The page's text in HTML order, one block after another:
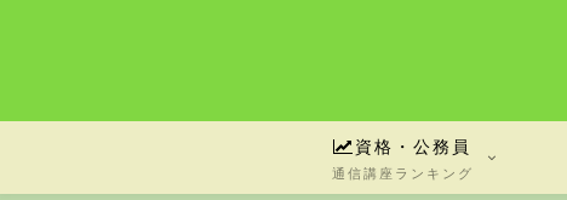
資格・公務員
通信講座ランキング